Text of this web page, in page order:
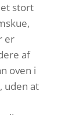
stort
er
af
oven i
uden at